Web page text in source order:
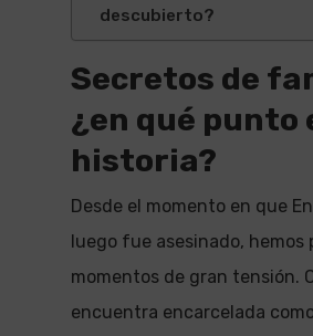
descubierto?
Secretos de
¿en qué punto
historia?
Desde el momento en que
luego fue asesinado, hemos
momentos de gran tensión.
encuentra encarcelada